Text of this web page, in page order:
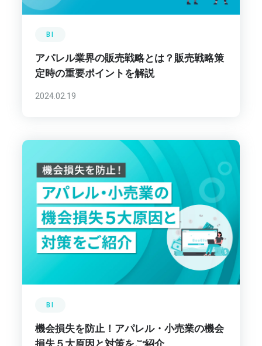
BI
アパレル業界の販売戦略とは？販売戦略策
定時の重要ポイントを解説
2024.02.19
BI
機会損失を防止！アパレル・小売業の機会
損失５大原因と対策をご紹介